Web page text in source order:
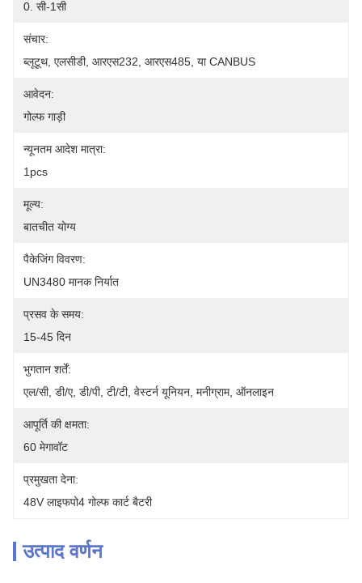
0. सी-1सी
संचार:
ब्लूटूथ, एलसीडी, आरएस232, आरएस485, या CANBUS
आवेदन:
गोल्फ गाड़ी
न्यूनतम आदेश मात्रा:
1pcs
मूल्य:
बातचीत योग्य
पैकेजिंग विवरण:
UN3480 मानक निर्यात
प्रसव के समय:
15-45 दिन
भुगतान शर्तें:
एल/सी, डी/ए, डी/पी, टी/टी, वेस्टर्न यूनियन, मनीग्राम, ऑनलाइन
आपूर्ति की क्षमता:
60 मेगावॉट
प्रमुखता देना:
48V लाइफपो4 गोल्फ कार्ट बैटरी
उत्पाद वर्णन